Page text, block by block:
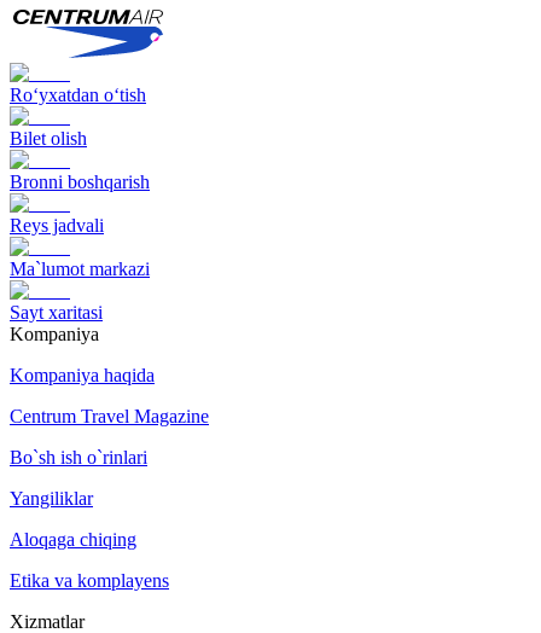
Ro‘yxatdan o‘tish
Bilet olish
Bronni boshqarish
Reys jadvali
Ma`lumot markazi
Sayt xaritasi
Kompaniya
Kompaniya haqida
Centrum Travel Magazine
Bo`sh ish o`rinlari
Yangiliklar
Aloqaga chiqing
Etika va komplayens
Xizmatlar